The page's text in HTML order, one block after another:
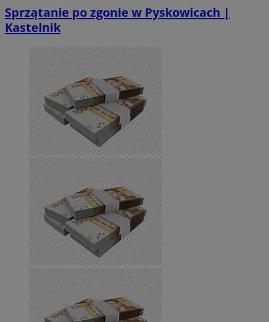
Sprzątanie po zgonie w Pyskowicach |
Kastelnik